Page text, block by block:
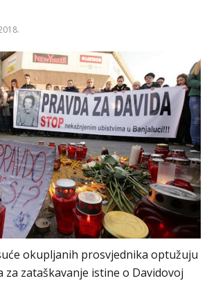
okupljanih prosvjednika optužuju
za zataškavanje istine o Davidovoj